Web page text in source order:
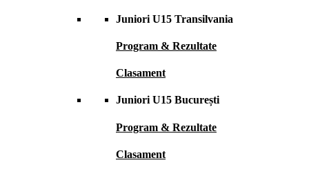
Juniori U15 Transilvania
Program & Rezultate
Clasament
Juniori U15 București
Program & Rezultate
Clasament